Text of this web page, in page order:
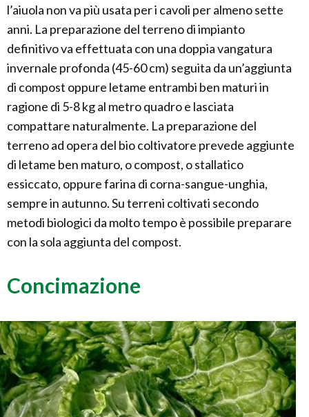
l’aiuola non va più usata per i cavoli per almeno sette
anni. La preparazione del terreno di impianto
definitivo va effettuata con una doppia vangatura
invernale profonda (45-60 cm) seguita da un’aggiunta
di compost oppure letame entrambi ben maturi in
ragione di 5-8 kg al metro quadro e lasciata
compattare naturalmente. La preparazione del
terreno ad opera del bio coltivatore prevede aggiunte
di letame ben maturo, o compost, o stallatico
essiccato, oppure farina di corna-sangue-unghia,
sempre in autunno. Su terreni coltivati secondo
metodi biologici da molto tempo è possibile preparare
con la sola aggiunta del compost.
Concimazione